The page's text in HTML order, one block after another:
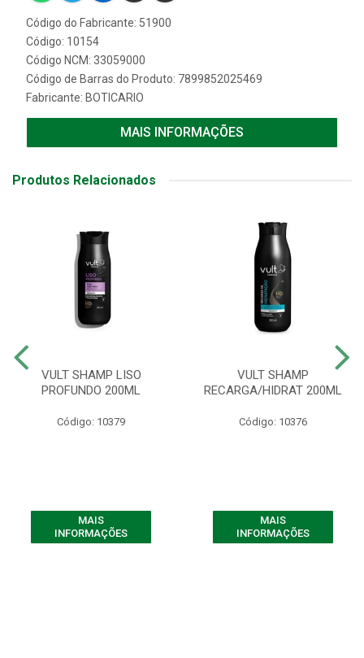
Código do Fabricante: 51900
Código: 10154
Código NCM: 33059000
Código de Barras do Produto: 7899852025469
Fabricante: BOTICARIO
MAIS INFORMAÇÕES
Produtos Relacionados
VULT SHAMP LISO
PROFUNDO 200ML
Código: 10379
MAIS
INFORMAÇÕES
VULT SHAMP
RECARGA/HIDRAT 200ML
Código: 10376
MAIS
INFORMAÇÕES